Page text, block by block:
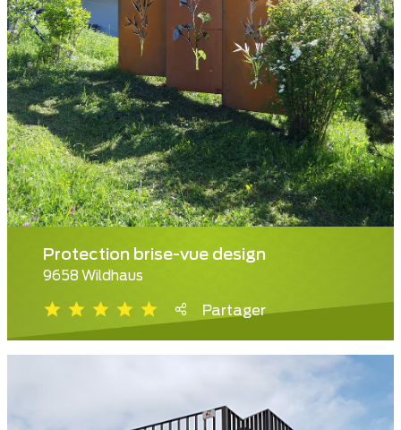
Protection brise-vue design
9658 Wildhaus
Partager